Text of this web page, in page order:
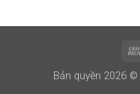
Bản quyền 2026 ©